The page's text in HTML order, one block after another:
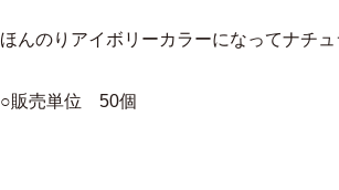
ほんのりアイボリーカラーになってナチ
○販売単位 50個